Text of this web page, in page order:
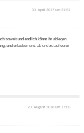
30. April 2017 um 21:51
soweit und endlich könnt ihr ablegen.
und erlauben uns, ab und zu auf eurer
20. August 2018 um 17:05